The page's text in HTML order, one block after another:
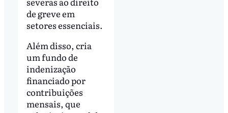
de greve em
setores essenciais.
Além disso, cria
um fundo de
indenização
financiado por
contribuições
mensais, que